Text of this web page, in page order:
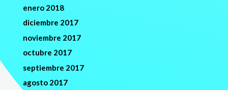
enero 2018
diciembre 2017
noviembre 2017
octubre 2017
septiembre 2017
agosto 2017